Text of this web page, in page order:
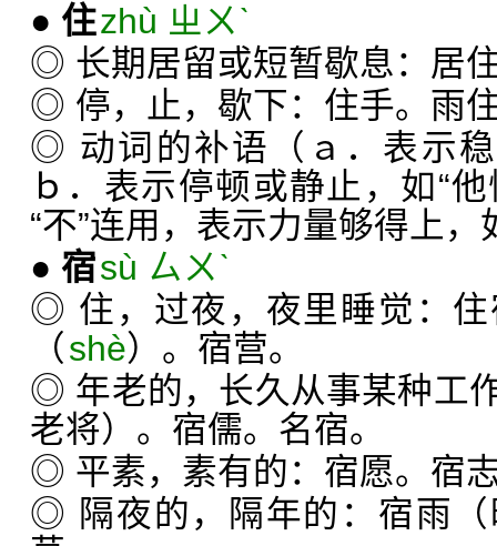
● 住zhù ㄓㄨˋ
◎ 长期居留或短暂歇息：居
◎ 停，止，歇下：住手。雨
◎ 动词的补语（ａ．表示稳
ｂ．表示停顿或静止，如“
“不”连用，表示力量够得上，
● 宿sù ㄙㄨˋ
◎ 住，过夜，夜里睡觉：
（shè）。宿营。
◎ 年老的，长久从事某种工
老将）。宿儒。名宿。
◎ 平素，素有的：宿愿。宿
◎ 隔夜的，隔年的：宿雨